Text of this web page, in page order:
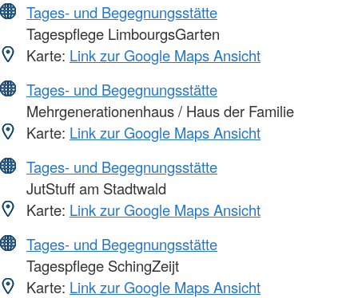
Tages- und Begegnungsstätte
Tagespflege LimbourgsGarten
Karte: Link zur Google Maps Ansicht
Tages- und Begegnungsstätte
Mehrgenerationenhaus / Haus der Familie
Karte: Link zur Google Maps Ansicht
Tages- und Begegnungsstätte
JutStuff am Stadtwald
Karte: Link zur Google Maps Ansicht
Tages- und Begegnungsstätte
Tagespflege SchingZeijt
Karte: Link zur Google Maps Ansicht